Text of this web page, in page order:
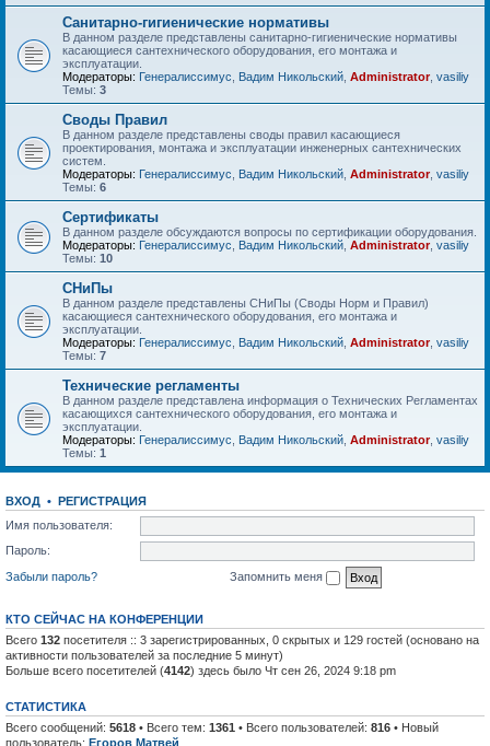
Санитарно-гигиенические нормативы
В данном разделе представлены санитарно-гигиенические нормативы
касающиеся сантехнического оборудования, его монтажа и
эксплуатации.
Модераторы: Генералиссимус Вадим Никольский Administrator, vasiliy
Темы: 3
Своды Правил
В данном разделе представлены своды правил касающиеся
проектирования, монтажа и эксплуатации инженерных сантехнических
систем.
Модераторы: Генералиссимус Вадим Никольский Administrator, vasiliy
Темы: 6
Сертификаты
В данном разделе обсуждаются вопросы по сертификации оборудования.
Модераторы: Генералиссимус Вадим Никольский Administrator, vasiliy
Темы: 10
СНиПы
В данном разделе представлены СНиПы (Своды Норм и Правил)
касающиеся сантехнического оборудования, его монтажа и
эксплуатации.
Модераторы: Генералиссимус Вадим Никольский Administrator, vasiliy
Темы: 7
Технические регламенты
В данном разделе представлена информация о Технических Регламентах
касающихся сантехнического оборудования, его монтажа и
эксплуатации.
Модераторы: Генералиссимус Вадим Никольский Administrator, vasiliy
Темы: 1
ВХОД • РЕГИСТРАЦИЯ
Имя пользователя:
Пароль:
Забыли пароль?
Запомнить меня
КТО СЕЙЧАС НА КОНФЕРЕНЦИИ
Всего 132 посетителя :: 3 зарегистрированных, 0 скрытых и 129 гостей (основано на
активности пользователей за последние 5 минут)
Больше всего посетителей (4142) здесь было Чт сен 26, 2024 9:18 pm
СТАТИСТИКА
Всего сообщений: 5618 • Всего тем: 1361 • Всего пользователей: 816 • Новый
пользователь: Егоров Матвей